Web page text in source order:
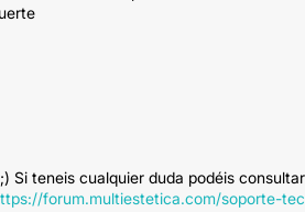
Si teneis cualquier duda podéis consultar
forum.multiestetica.com/soporte-